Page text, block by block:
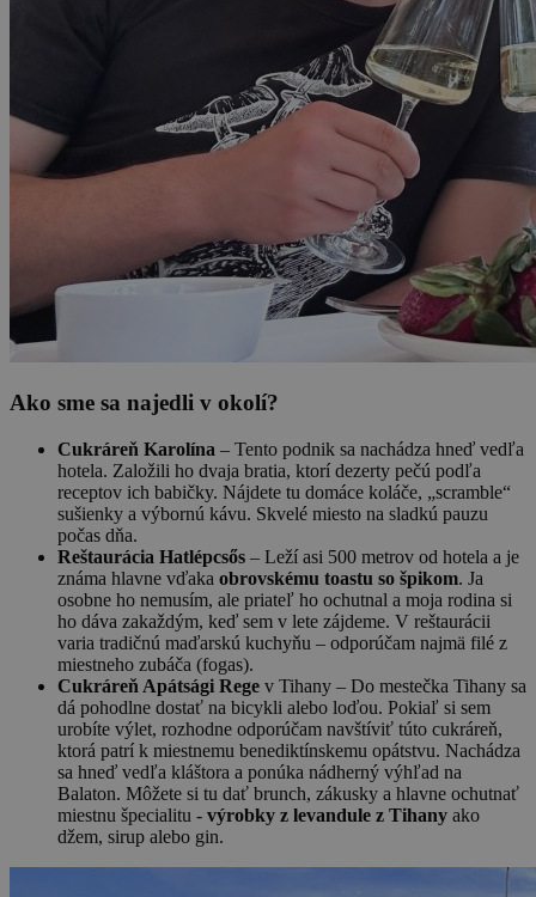
Ako sme sa najedli v okolí?
Cukráreň Karolína – Tento podnik sa nachádza hneď vedľa
hotela. Založili ho dvaja bratia, ktorí dezerty pečú podľa
receptov ich babičky. Nájdete tu domáce koláče, „scramble“
sušienky a výbornú kávu. Skvelé miesto na sladkú pauzu
počas dňa.
Reštaurácia Hatlépcsős – Leží asi 500 metrov od hotela a je
známa hlavne vďaka obrovskému toastu so špikom. Ja
osobne ho nemusím, ale priateľ ho ochutnal a moja rodina si
ho dáva zakaždým, keď sem v lete zájdeme. V reštaurácii
varia tradičnú maďarskú kuchyňu – odporúčam najmä filé z
miestneho zubáča (fogas).
Cukráreň Apátsági Rege v Tihany – Do mestečka Tihany sa
dá pohodlne dostať na bicykli alebo loďou. Pokiaľ si sem
urobíte výlet, rozhodne odporúčam navštíviť túto cukráreň,
ktorá patrí k miestnemu benediktínskemu opátstvu. Nachádza
sa hneď vedľa kláštora a ponúka nádherný výhľad na
Balaton. Môžete si tu dať brunch, zákusky a hlavne ochutnať
miestnu špecialitu - výrobky z levandule z Tihany ako
džem, sirup alebo gin.